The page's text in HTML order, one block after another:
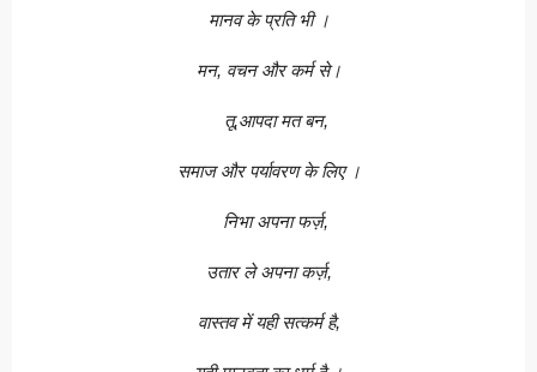
मानव के प्रति भी ।
मन, वचन और कर्म से।
तू,आपदा मत बन,
समाज और पर्यावरण के लिए ।
निभा अपना फर्ज़,
उतार ले अपना कर्ज़,
वास्तव में यही सत्कर्म है,